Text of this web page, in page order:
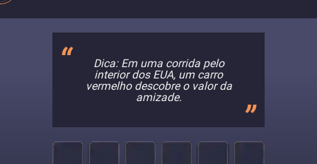
Dica: Em uma corrida pelo
interior dos EUA, um carro
vermelho descobre o valor da
amizade.